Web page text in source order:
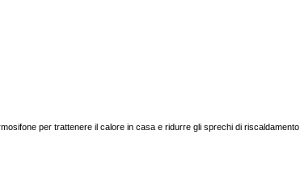
per trattenere il calore in casa e ridurre gli sprechi di riscaldamento.